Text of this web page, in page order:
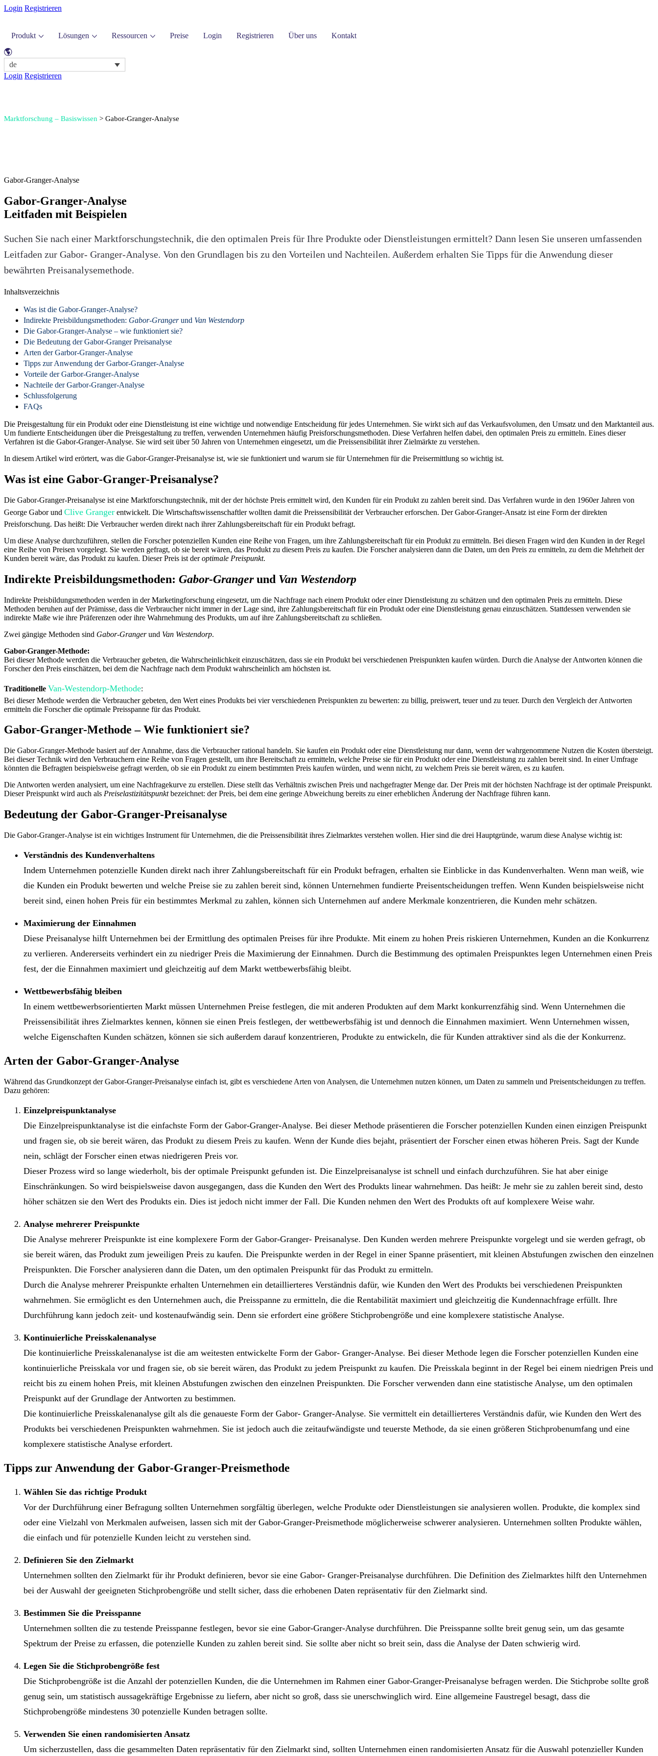
Login Registrieren
Produkt Lösungen Ressourcen Preise Login Registrieren Über uns Kontakt
de
Login Registrieren
Marktforschung – Basiswissen > Gabor-Granger-Analyse
Gabor-Granger-Analyse
Gabor-Granger-Analyse
Leitfaden mit Beispielen
Suchen Sie nach einer Marktforschungstechnik, die den optimalen Preis für Ihre Produkte oder Dienstleistungen ermittelt? Dann lesen Sie unseren umfassenden
Leitfaden zur Gabor- Granger-Analyse. Von den Grundlagen bis zu den Vorteilen und Nachteilen. Außerdem erhalten Sie Tipps für die Anwendung dieser
bewährten Preisanalysemethode.
Inhaltsverzeichnis
Was ist die Gabor-Granger-Analyse?
Indirekte Preisbildungsmethoden: Gabor-Grangerund Van Westendorp
Die Gabor-Granger-Analyse – wie funktioniert sie?
Die Bedeutung der Gabor-Granger Preisanalyse
Arten der Garbor-Granger-Analyse
Tipps zur Anwendung der Garbor-Granger-Analyse
Vorteile der Garbor-Granger-Analyse
Nachteile der Garbor-Granger-Analyse
Schlussfolgerung
FAQs
Die Preisgestaltung für ein Produkt oder eine Dienstleistung ist eine wichtige und notwendige Entscheidung für jedes Unternehmen. Sie wirkt sich auf das Verkaufsvolumen, den Umsatz und den Marktanteil aus.
Um fundierte Entscheidungen über die Preisgestaltung zu treffen, verwenden Unternehmen häufig Preisforschungsmethoden. Diese Verfahren helfen dabei, den optimalen Preis zu ermitteln. Eines dieser
Verfahren ist die Gabor-Granger-Analyse. Sie wird seit über 50 Jahren von Unternehmen eingesetzt, um die Preissensibilität ihrer Zielmärkte zu verstehen.
In diesem Artikel wird erörtert, was die Gabor-Granger-Preisanalyse ist, wie sie funktioniert und warum sie für Unternehmen für die Preisermittlung so wichtig ist.
Was ist eine Gabor-Granger-Preisanalyse?
Die Gabor-Granger-Preisanalyse ist eine Marktforschungstechnik, mit der der höchste Preis ermittelt wird, den Kunden für ein Produkt zu zahlen bereit sind. Das Verfahren wurde in den 1960er Jahren von
George Gabor und Clive Granger entwickelt. Die Wirtschaftswissenschaftler wollten damit die Preissensibilität der Verbraucher erforschen. Der Gabor-Granger-Ansatz ist eine Form der direkten
Preisforschung. Das heißt: Die Verbraucher werden direkt nach ihrer Zahlungsbereitschaft für ein Produkt befragt.
Um diese Analyse durchzuführen, stellen die Forscher potenziellen Kunden eine Reihe von Fragen, um ihre Zahlungsbereitschaft für ein Produkt zu ermitteln. Bei diesen Fragen wird den Kunden in der Regel
eine Reihe von Preisen vorgelegt. Sie werden gefragt, ob sie bereit wären, das Produkt zu diesem Preis zu kaufen. Die Forscher analysieren dann die Daten, um den Preis zu ermitteln, zu dem die Mehrheit der
Kunden bereit wäre, das Produkt zu kaufen. Dieser Preis ist deroptimale Preispunkt.
Indirekte Preisbildungsmethoden: Gabor-Grangerund Van Westendorp
Indirekte Preisbildungsmethoden werden in der Marketingforschung eingesetzt, um die Nachfrage nach einem Produkt oder einer Dienstleistung zu schätzen und den optimalen Preis zu ermitteln. Diese
Methoden beruhen auf der Prämisse, dass die Verbraucher nicht immer in der Lage sind, ihre Zahlungsbereitschaft für ein Produkt oder eine Dienstleistung genau einzuschätzen. Stattdessen verwenden sie
indirekte Maße wie ihre Präferenzen oder ihre Wahrnehmung des Produkts, um auf ihre Zahlungsbereitschaft zu schließen.
Zwei gängige Methoden sind Gabor-Grangerund Van Westendorp.
Gabor-Granger-Methode:
Bei dieser Methode werden die Verbraucher gebeten, die Wahrscheinlichkeit einzuschätzen, dass sie ein Produkt bei verschiedenen Preispunkten kaufen würden. Durch die Analyse der Antworten können die
Forscher den Preis einschätzen, bei dem die Nachfrage nach dem Produkt wahrscheinlich am höchsten ist.
Traditionelle Van-Westendorp-Methode:
Bei dieser Methode werden die Verbraucher gebeten, den Wert eines Produkts bei vier verschiedenen Preispunkten zu bewerten: zu billig, preiswert, teuer und zu teuer. Durch den Vergleich der Antworten
ermitteln die Forscher die optimale Preisspanne für das Produkt.
Gabor-Granger-Methode – Wie funktioniert sie?
Die Gabor-Granger-Methode basiert auf der Annahme, dass die Verbraucher rational handeln. Sie kaufen ein Produkt oder eine Dienstleistung nur dann, wenn der wahrgenommene Nutzen die Kosten übersteigt.
Bei dieser Technik wird den Verbrauchern eine Reihe von Fragen gestellt, um ihre Bereitschaft zu ermitteln, welche Preise sie für ein Produkt oder eine Dienstleistung zu zahlen bereit sind. In einer Umfrage
könnten die Befragten beispielsweise gefragt werden, ob sie ein Produkt zu einem bestimmten Preis kaufen würden, und wenn nicht, zu welchem Preis sie bereit wären, es zu kaufen.
Die Antworten werden analysiert, um eine Nachfragekurve zu erstellen. Diese stellt das Verhältnis zwischen Preis und nachgefragter Menge dar. Der Preis mit der höchsten Nachfrage ist der optimale Preispunkt.
Dieser Preispunkt wird auch als Preiselastizitätspunktbezeichnet: der Preis, bei dem eine geringe Abweichung bereits zu einer erheblichen Änderung der Nachfrage führen kann.
Bedeutung der Gabor-Granger-Preisanalyse
Die Gabor-Granger-Analyse ist ein wichtiges Instrument für Unternehmen, die die Preissensibilität ihres Zielmarktes verstehen wollen. Hier sind die drei Hauptgründe, warum diese Analyse wichtig ist:
Verständnis des Kundenverhaltens
Indem Unternehmen potenzielle Kunden direkt nach ihrer Zahlungsbereitschaft für ein Produkt befragen, erhalten sie Einblicke in das Kundenverhalten. Wenn man weiß, wie
die Kunden ein Produkt bewerten und welche Preise sie zu zahlen bereit sind, können Unternehmen fundierte Preisentscheidungen treffen. Wenn Kunden beispielsweise nicht
bereit sind, einen hohen Preis für ein bestimmtes Merkmal zu zahlen, können sich Unternehmen auf andere Merkmale konzentrieren, die Kunden mehr schätzen.
Maximierung der Einnahmen
Diese Preisanalyse hilft Unternehmen bei der Ermittlung des optimalen Preises für ihre Produkte. Mit einem zu hohen Preis riskieren Unternehmen, Kunden an die Konkurrenz
zu verlieren. Andererseits verhindert ein zu niedriger Preis die Maximierung der Einnahmen. Durch die Bestimmung des optimalen Preispunktes legen Unternehmen einen Preis
fest, der die Einnahmen maximiert und gleichzeitig auf dem Markt wettbewerbsfähig bleibt.
Wettbewerbsfähig bleiben
In einem wettbewerbsorientierten Markt müssen Unternehmen Preise festlegen, die mit anderen Produkten auf dem Markt konkurrenzfähig sind. Wenn Unternehmen die
Preissensibilität ihres Zielmarktes kennen, können sie einen Preis festlegen, der wettbewerbsfähig ist und dennoch die Einnahmen maximiert. Wenn Unternehmen wissen,
welche Eigenschaften Kunden schätzen, können sie sich außerdem darauf konzentrieren, Produkte zu entwickeln, die für Kunden attraktiver sind als die der Konkurrenz.
Arten der Gabor-Granger-Analyse
Während das Grundkonzept der Gabor-Granger-Preisanalyse einfach ist, gibt es verschiedene Arten von Analysen, die Unternehmen nutzen können, um Daten zu sammeln und Preisentscheidungen zu treffen.
Dazu gehören:
Einzelpreispunktanalyse
Die Einzelpreispunktanalyse ist die einfachste Form der Gabor-Granger-Analyse. Bei dieser Methode präsentieren die Forscher potenziellen Kunden einen einzigen Preispunkt
und fragen sie, ob sie bereit wären, das Produkt zu diesem Preis zu kaufen. Wenn der Kunde dies bejaht, präsentiert der Forscher einen etwas höheren Preis. Sagt der Kunde
nein, schlägt der Forscher einen etwas niedrigeren Preis vor.
Dieser Prozess wird so lange wiederholt, bis der optimale Preispunkt gefunden ist. Die Einzelpreisanalyse ist schnell und einfach durchzuführen. Sie hat aber einige
Einschränkungen. So wird beispielsweise davon ausgegangen, dass die Kunden den Wert des Produkts linear wahrnehmen. Das heißt: Je mehr sie zu zahlen bereit sind, desto
höher schätzen sie den Wert des Produkts ein. Dies ist jedoch nicht immer der Fall. Die Kunden nehmen den Wert des Produkts oft auf komplexere Weise wahr.
Analyse mehrerer Preispunkte
Die Analyse mehrerer Preispunkte ist eine komplexere Form der Gabor-Granger- Preisanalyse. Den Kunden werden mehrere Preispunkte vorgelegt und sie werden gefragt, ob
sie bereit wären, das Produkt zum jeweiligen Preis zu kaufen. Die Preispunkte werden in der Regel in einer Spanne präsentiert, mit kleinen Abstufungen zwischen den einzelnen
Preispunkten. Die Forscher analysieren dann die Daten, um den optimalen Preispunkt für das Produkt zu ermitteln.
Durch die Analyse mehrerer Preispunkte erhalten Unternehmen ein detaillierteres Verständnis dafür, wie Kunden den Wert des Produkts bei verschiedenen Preispunkten
wahrnehmen. Sie ermöglicht es den Unternehmen auch, die Preisspanne zu ermitteln, die die Rentabilität maximiert und gleichzeitig die Kundennachfrage erfüllt. Ihre
Durchführung kann jedoch zeit- und kostenaufwändig sein. Denn sie erfordert eine größere Stichprobengröße und eine komplexere statistische Analyse.
Kontinuierliche Preisskalenanalyse
Die kontinuierliche Preisskalenanalyse ist die am weitesten entwickelte Form der Gabor- Granger-Analyse. Bei dieser Methode legen die Forscher potenziellen Kunden eine
kontinuierliche Preisskala vor und fragen sie, ob sie bereit wären, das Produkt zu jedem Preispunkt zu kaufen. Die Preisskala beginnt in der Regel bei einem niedrigen Preis und
reicht bis zu einem hohen Preis, mit kleinen Abstufungen zwischen den einzelnen Preispunkten. Die Forscher verwenden dann eine statistische Analyse, um den optimalen
Preispunkt auf der Grundlage der Antworten zu bestimmen.
Die kontinuierliche Preisskalenanalyse gilt als die genaueste Form der Gabor- Granger-Analyse. Sie vermittelt ein detaillierteres Verständnis dafür, wie Kunden den Wert des
Produkts bei verschiedenen Preispunkten wahrnehmen. Sie ist jedoch auch die zeitaufwändigste und teuerste Methode, da sie einen größeren Stichprobenumfang und eine
komplexere statistische Analyse erfordert.
Tipps zur Anwendung der Gabor-Granger-Preismethode
Wählen Sie das richtige Produkt
Vor der Durchführung einer Befragung sollten Unternehmen sorgfältig überlegen, welche Produkte oder Dienstleistungen sie analysieren wollen. Produkte, die komplex sind
oder eine Vielzahl von Merkmalen aufweisen, lassen sich mit der Gabor-Granger-Preismethode möglicherweise schwerer analysieren. Unternehmen sollten Produkte wählen,
die einfach und für potenzielle Kunden leicht zu verstehen sind.
Definieren Sie den Zielmarkt
Unternehmen sollten den Zielmarkt für ihr Produkt definieren, bevor sie eine Gabor- Granger-Preisanalyse durchführen. Die Definition des Zielmarktes hilft den Unternehmen
bei der Auswahl der geeigneten Stichprobengröße und stellt sicher, dass die erhobenen Daten repräsentativ für den Zielmarkt sind.
Bestimmen Sie die Preisspanne
Unternehmen sollten die zu testende Preisspanne festlegen, bevor sie eine Gabor-Granger-Analyse durchführen. Die Preisspanne sollte breit genug sein, um das gesamte
Spektrum der Preise zu erfassen, die potenzielle Kunden zu zahlen bereit sind. Sie sollte aber nicht so breit sein, dass die Analyse der Daten schwierig wird.
Legen Sie die Stichprobengröße fest
Die Stichprobengröße ist die Anzahl der potenziellen Kunden, die die Unternehmen im Rahmen einer Gabor-Granger-Preisanalyse befragen werden. Die Stichprobe sollte groß
genug sein, um statistisch aussagekräftige Ergebnisse zu liefern, aber nicht so groß, dass sie unerschwinglich wird. Eine allgemeine Faustregel besagt, dass die
Stichprobengröße mindestens 30 potenzielle Kunden betragen sollte.
Verwenden Sie einen randomisierten Ansatz
Um sicherzustellen, dass die gesammelten Daten repräsentativ für den Zielmarkt sind, sollten Unternehmen einen randomisierten Ansatz für die Auswahl potenzieller Kunden